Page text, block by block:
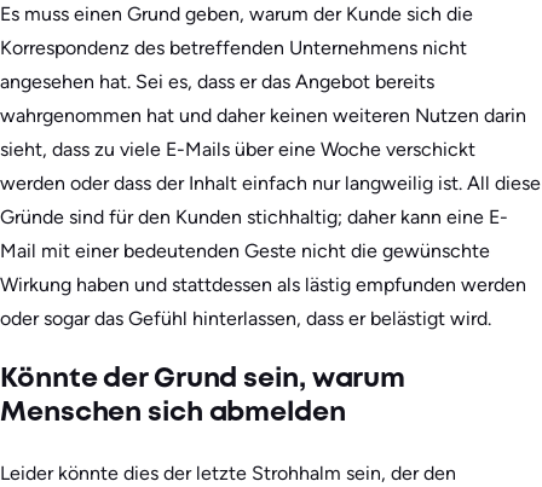
Es muss einen Grund geben, warum der Kunde sich die
Korrespondenz des betreffenden Unternehmens nicht
angesehen hat. Sei es, dass er das Angebot bereits
wahrgenommen hat und daher keinen weiteren Nutzen darin
sieht, dass zu viele E-Mails über eine Woche verschickt
werden oder dass der Inhalt einfach nur langweilig ist. All diese
Gründe sind für den Kunden stichhaltig; daher kann eine E-
Mail mit einer bedeutenden Geste nicht die gewünschte
Wirkung haben und stattdessen als lästig empfunden werden
oder sogar das Gefühl hinterlassen, dass er belästigt wird.
Könnte der Grund sein, warum
Menschen sich abmelden
Leider könnte dies der letzte Strohhalm sein, der den